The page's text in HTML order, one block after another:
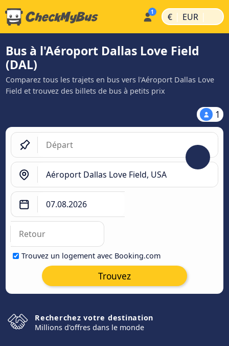
€ | EUR |
Bus à l'Aéroport Dallas Love Field
(DAL)
Comparez tous les trajets en bus vers l'Aéroport Dallas Love
Field et trouvez des billets de bus à petits prix
1
Trouvez un logement avec Booking.com
Trouvez
Recherchez votre destination
Millions d'offres dans le monde